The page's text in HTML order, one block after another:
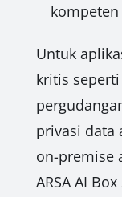
Untuk
kritis
privasi data
on-premise
ARSA AI